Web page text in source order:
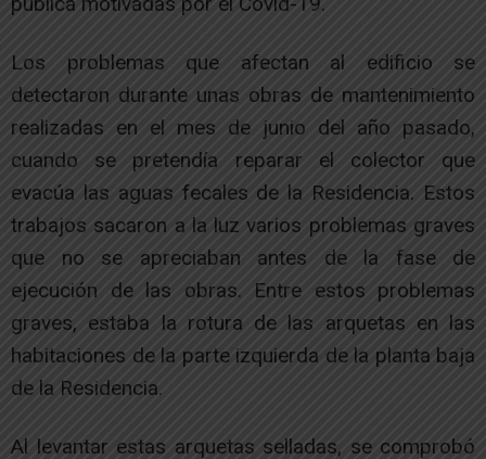
Los problemas que afectan al edificio se
detectaron durante unas obras de mantenimiento
realizadas en el mes de junio del año pasado,
cuando se pretendía reparar el colector que
evacúa las aguas fecales de la Residencia. Estos
trabajos sacaron a la luzvarios problemas graves
que no se apreciaban antes de la fase de
ejecución de las obras. Entre estos problemas
graves, estaba la rotura de las arquetas en las
habitaciones de la parte izquierda de la planta baja
de la Residencia.
Al levantar estas arquetas selladas, se comprobó